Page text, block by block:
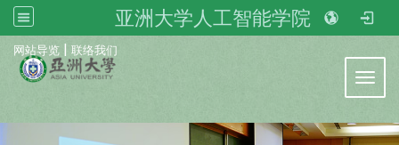
亚洲大学人工智能学院
网站导览 | 联络我们